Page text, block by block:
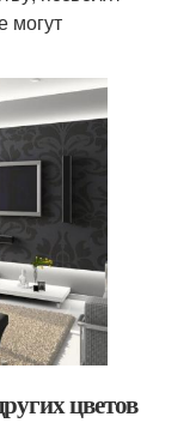
могут
цветов